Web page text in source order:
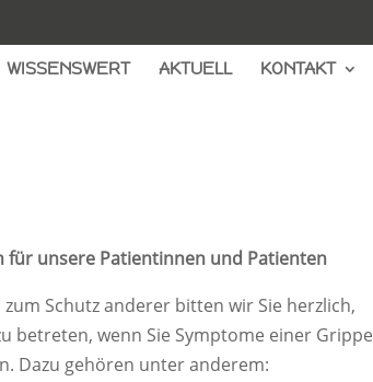
WISSENSWERT AKTUELL KONTAKT
für unsere Patientinnen und Patienten
Schutz anderer bitten wir Sie herzlich,
betreten, wenn Sie Symptome einer Grippe
Dazu gehören unter anderem: